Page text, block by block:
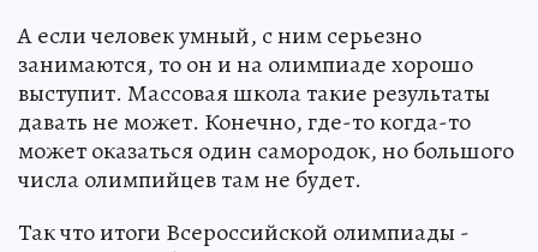
А если человек умный, с ним серьезно
занимаются, то он и на олимпиаде хорошо
выступит. Массовая школа такие результаты
давать не может. Конечно, где-то когда-то
может оказаться один самородок, но большого
числа олимпийцев там не будет.
Так что итоги Всероссийской олимпиады -